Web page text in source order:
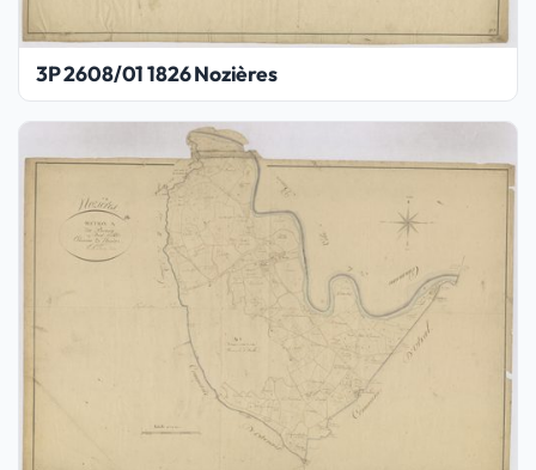
3P 2608/01 1826 Nozières